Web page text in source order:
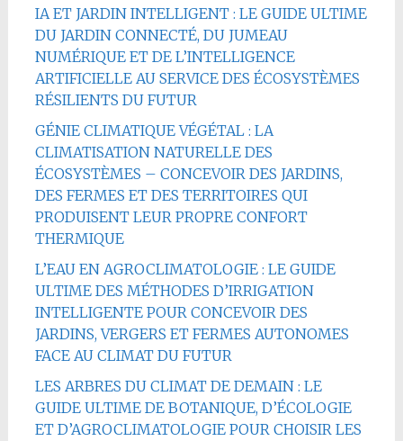
IA ET JARDIN INTELLIGENT : LE GUIDE ULTIME
DU JARDIN CONNECTÉ, DU JUMEAU
NUMÉRIQUE ET DE L’INTELLIGENCE
ARTIFICIELLE AU SERVICE DES ÉCOSYSTÈMES
RÉSILIENTS DU FUTUR
GÉNIE CLIMATIQUE VÉGÉTAL : LA
CLIMATISATION NATURELLE DES
ÉCOSYSTÈMES – CONCEVOIR DES JARDINS,
DES FERMES ET DES TERRITOIRES QUI
PRODUISENT LEUR PROPRE CONFORT
THERMIQUE
L’EAU EN AGROCLIMATOLOGIE : LE GUIDE
ULTIME DES MÉTHODES D’IRRIGATION
INTELLIGENTE POUR CONCEVOIR DES
JARDINS, VERGERS ET FERMES AUTONOMES
FACE AU CLIMAT DU FUTUR
LES ARBRES DU CLIMAT DE DEMAIN : LE
GUIDE ULTIME DE BOTANIQUE, D’ÉCOLOGIE
ET D’AGROCLIMATOLOGIE POUR CHOISIR LES